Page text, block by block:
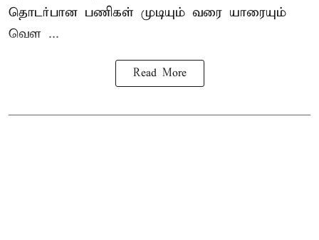
தொடர்பான பணிகள் முடியும் வரை யாரையும்
வெள ...
Read More